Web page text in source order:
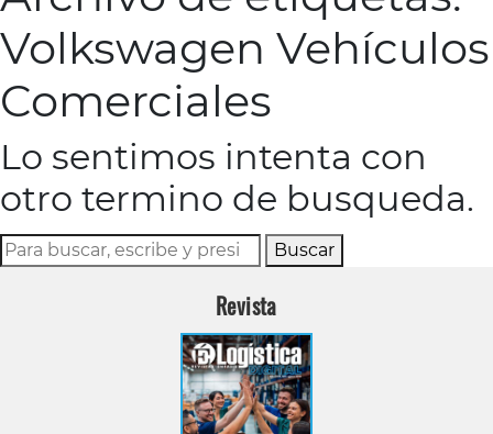
Volkswagen Vehículos
Comerciales
Lo sentimos intenta con
otro termino de busqueda.
Buscar
Revista